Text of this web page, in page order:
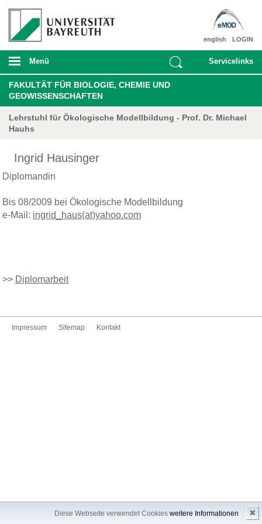
Diese Webseite verwendet Cookies weitere Informationen ✖
LOGIN
english
Menü Servicelinks
FAKULTÄT FÜR BIOLOGIE, CHEMIE UND
GEOWISSENSCHAFTEN
Lehrstuhl für Ökologische Modellbildung - Prof. Dr. Michael
Hauhs
Ingrid Hausinger
Diplomandin
Bis 08/2009 bei Ökologische Modellbildung
e-Mail: ingrid_haus(at)yahoo.com
>> Diplomarbeit
Impressum Sitemap Kontakt